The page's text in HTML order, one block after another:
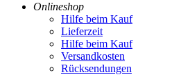
Onlineshop
Hilfe beim Kauf
Lieferzeit
Hilfe beim Kauf
Versandkosten
Rücksendungen